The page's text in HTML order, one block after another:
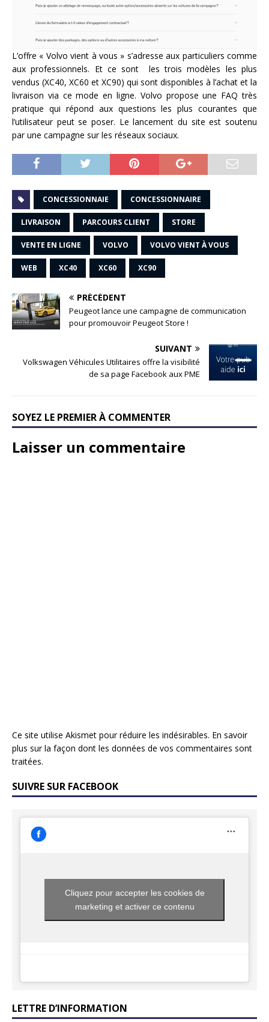
L’offre « Volvo vient à vous » s’adresse aux particuliers comme
aux professionnels. Et ce sont les trois modèles les plus
vendus (XC40, XC60 et XC90) qui sont disponibles à l’achat et la
livraison via ce mode en ligne. Volvo propose une FAQ très
pratique qui répond aux questions les plus courantes que
l’utilisateur peut se poser. Le lancement du site est soutenu
par une campagne sur les réseaux sociaux.
CONCESSIONNAIE CONCESSIONNAIRE
LIVRAISON PARCOURS CLIENT STORE
VENTE EN LIGNE VOLVO VOLVO VIENT À VOUS
WEB XC40 XC60 XC90
PRÉCÉDENT
Peugeot lance une campagne de communication
pour promouvoir Peugeot Store !
SUIVANT
Volkswagen Véhicules Utilitaires offre la visibilité
de sa page Facebook aux PME
SOYEZ LE PREMIER À COMMENTER
Laisser un commentaire
Ce site utilise Akismet pour réduire les indésirables. En savoir
plus sur la façon dont les données de vos commentaires sont
traitées.
SUIVRE SUR FACEBOOK
Cliquez pour accepter les cookies de
marketing et activer ce contenu
LETTRE D’INFORMATION